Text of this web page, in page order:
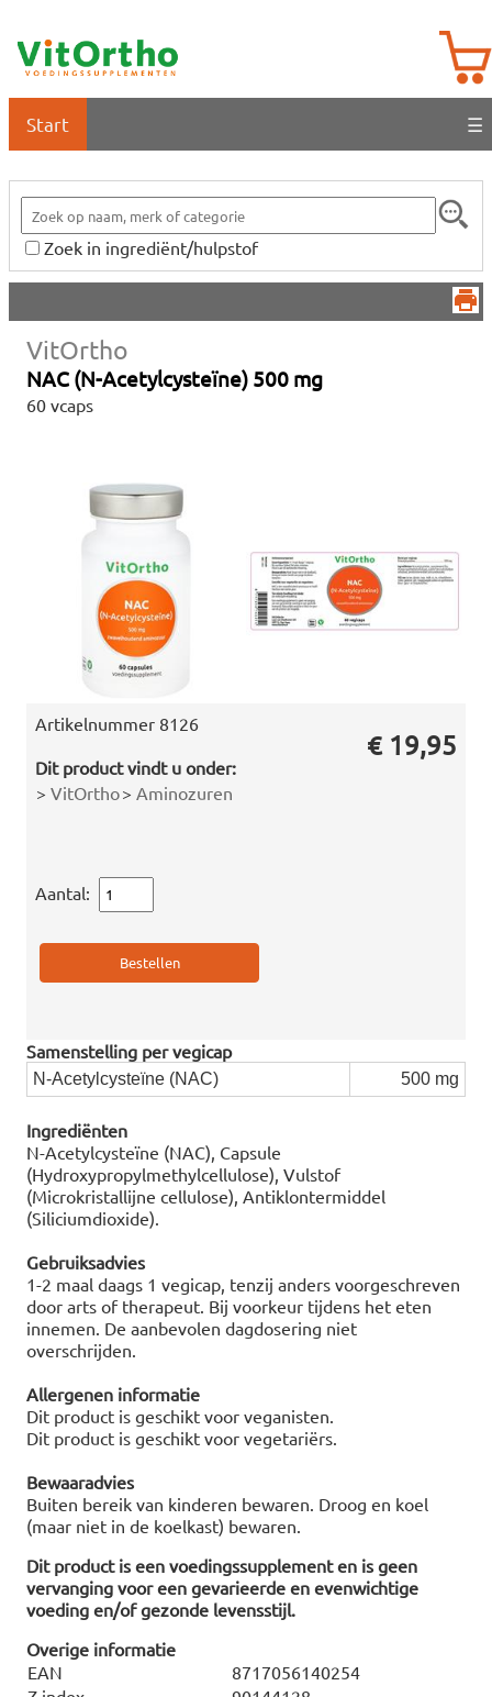
Start ☰
Zoek in ingrediënt/hulpstof
VitOrtho
NAC (N-Acetylcysteïne) 500 mg
60 vcaps
Artikelnummer 8126
Dit product vindt u onder:
> VitOrtho> Aminozuren
€ 19,95
Aantal:
Samenstelling per vegicap
N-Acetylcysteïne (NAC) 500 mg
Ingrediënten
N-Acetylcysteïne (NAC), Capsule
(Hydroxypropylmethylcellulose), Vulstof
(Microkristallijne cellulose), Antiklontermiddel
(Siliciumdioxide).
Gebruiksadvies
1-2 maal daags 1 vegicap, tenzij anders voorgeschreven
door arts of therapeut. Bij voorkeur tijdens het eten
innemen. De aanbevolen dagdosering niet
overschrijden.
Allergenen informatie
Dit product is geschikt voor veganisten.
Dit product is geschikt voor vegetariërs.
Bewaaradvies
Buiten bereik van kinderen bewaren. Droog en koel
(maar niet in de koelkast) bewaren.
Dit product is een voedingssupplement en is geen
vervanging voor een gevarieerde en evenwichtige
voeding en/of gezonde levensstijl.
Overige informatie
EAN
8717056140254